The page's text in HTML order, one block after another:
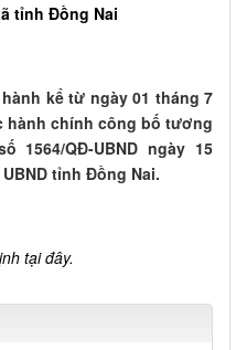
tỉnh Đồng Nai
kể từ ngày 01 tháng 7
hành chính công bố tương
QĐ-UBND ngày 15
tỉnh Đồng Nai.
tại đây.